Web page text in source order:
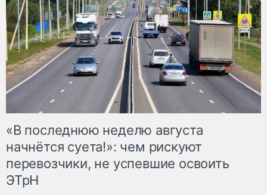
«В последнюю неделю августа
начнётся суета!»: чем рискуют
перевозчики, не успевшие освоить
ЭТрН